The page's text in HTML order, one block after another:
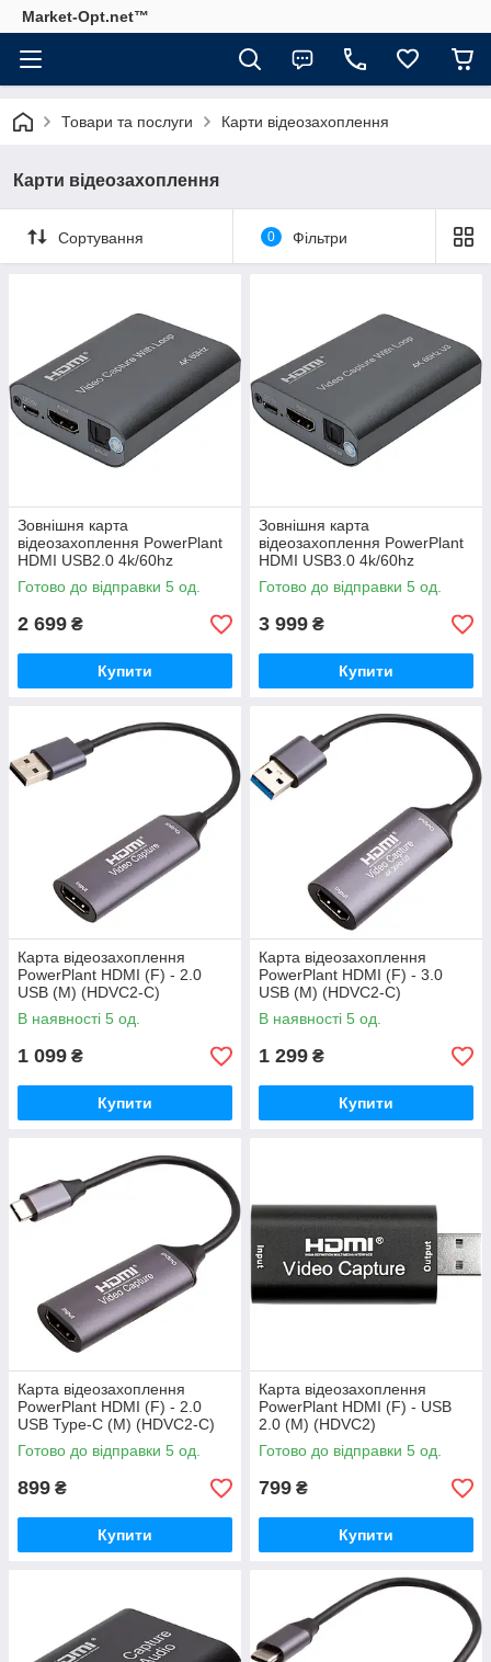
Market-Opt.net™
Товари та послуги Карти відеозахоплення
Карти відеозахоплення
Сортування 0 Фільтри
Зовнішня карта
відеозахоплення PowerPlant
HDMI USB2.0 4k/60hz
(HDVC7)
Готово до відправки 5 од.
2 699 ₴
Купити
Зовнішня карта
відеозахоплення PowerPlant
HDMI USB3.0 4k/60hz
(HDVC8)
Готово до відправки 5 од.
3 999 ₴
Купити
Карта відеозахоплення
PowerPlant HDMI (F) - 2.0
USB (M) (HDVC2-C)
В наявності 5 од.
1 099 ₴
Купити
Карта відеозахоплення
PowerPlant HDMI (F) - 3.0
USB (M) (HDVC2-C)
В наявності 5 од.
1 299 ₴
Купити
Карта відеозахоплення
PowerPlant HDMI (F) - 2.0
USB Type-C (M) (HDVC2-C)
Готово до відправки 5 од.
899 ₴
Купити
Карта відеозахоплення
PowerPlant HDMI (F) - USB
2.0 (M) (HDVC2)
Готово до відправки 5 од.
799 ₴
Купити